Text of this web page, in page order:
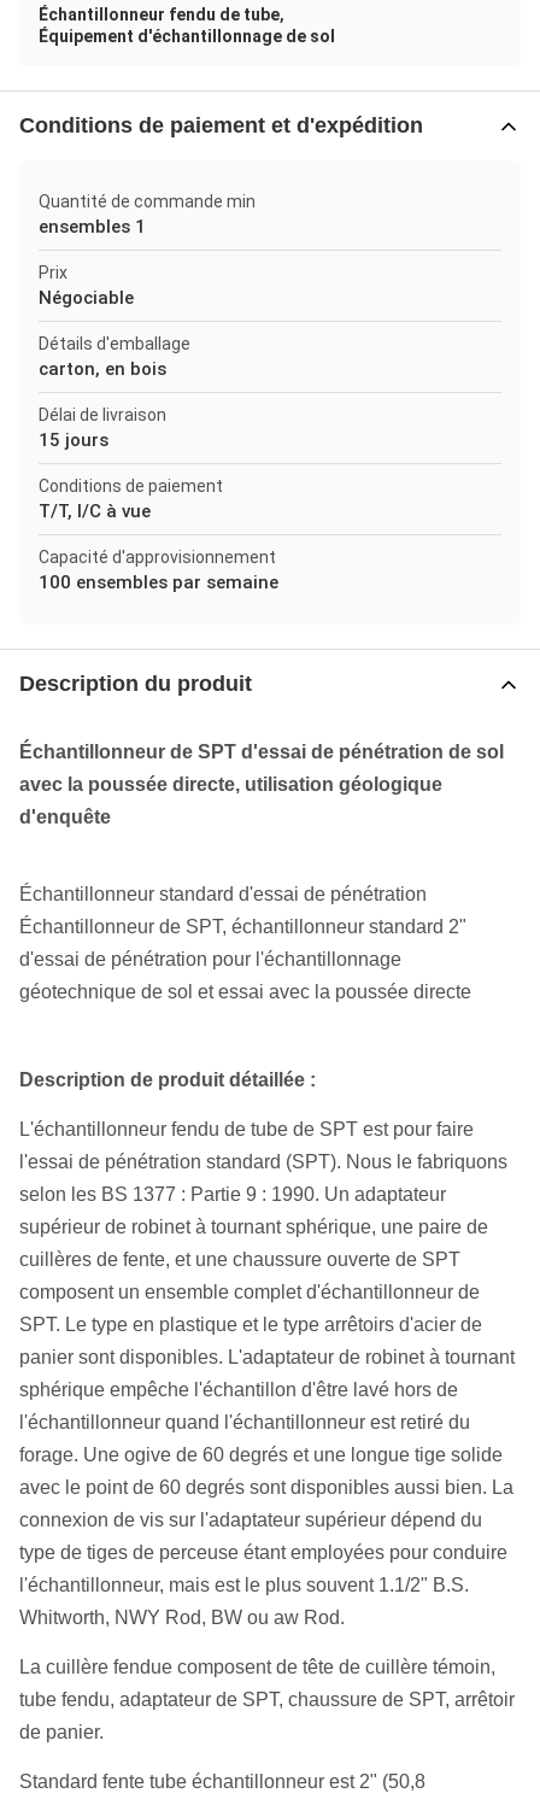
Échantillonneur fendu de tube,
Équipement d'échantillonnage de sol
Conditions de paiement et d'expédition
Quantité de commande min
ensembles 1
Prix
Négociable
Détails d'emballage
carton, en bois
Délai de livraison
15 jours
Conditions de paiement
T/T, l/C à vue
Capacité d'approvisionnement
100 ensembles par semaine
Description du produit
Échantillonneur de SPT d'essai de pénétration de sol
avec la poussée directe, utilisation géologique
d'enquête
Échantillonneur standard d'essai de pénétration
Échantillonneur de SPT, échantillonneur standard 2"
d'essai de pénétration pour l'échantillonnage
géotechnique de sol et essai avec la poussée directe
Description de produit détaillée :
L'échantillonneur fendu de tube de SPT est pour faire
l'essai de pénétration standard (SPT). Nous le fabriquons
selon les BS 1377 : Partie 9 : 1990. Un adaptateur
supérieur de robinet à tournant sphérique, une paire de
cuillères de fente, et une chaussure ouverte de SPT
composent un ensemble complet d'échantillonneur de
SPT. Le type en plastique et le type arrêtoirs d'acier de
panier sont disponibles. L'adaptateur de robinet à tournant
sphérique empêche l'échantillon d'être lavé hors de
l'échantillonneur quand l'échantillonneur est retiré du
forage. Une ogive de 60 degrés et une longue tige solide
avec le point de 60 degrés sont disponibles aussi bien. La
connexion de vis sur l'adaptateur supérieur dépend du
type de tiges de perceuse étant employées pour conduire
l'échantillonneur, mais est le plus souvent 1.1/2" B.S.
Whitworth, NWY Rod, BW ou aw Rod.
La cuillère fendue composent de tête de cuillère témoin,
tube fendu, adaptateur de SPT, chaussure de SPT, arrêtoir
de panier.
Standard fente tube échantillonneur est 2" (50,8